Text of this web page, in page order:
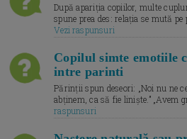
După apariția copiilor, multe
spune prea des: relația se mută
Vezi raspunsuri
Copilul simte emotiile
intre parinti
Părinții spun deseori: „Noi nu ne
abținem, ca să fie liniște.” „Avem
raspunsuri